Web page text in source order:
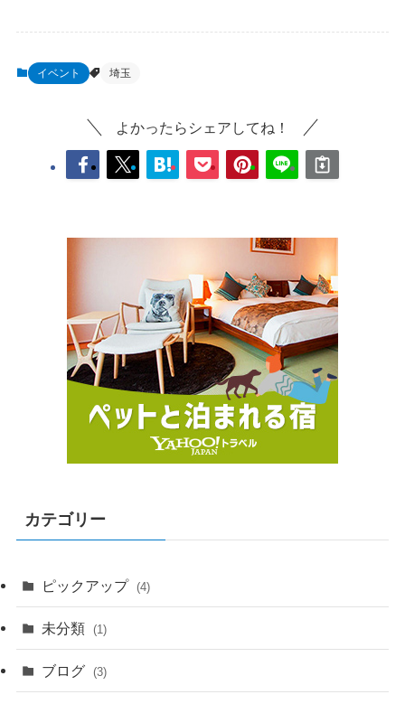
イベント 埼玉
よかったらシェアしてね！
カテゴリー
ピックアップ (4)
未分類 (1)
ブログ (3)